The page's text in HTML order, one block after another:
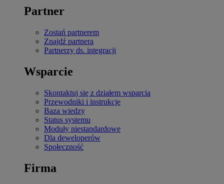
Partner
Zostań partnerem
Znajdź partnera
Partnerzy ds. integracji
Wsparcie
Skontaktuj się z działem wsparcia
Przewodniki i instrukcje
Baza wiedzy
Status systemu
Moduły niestandardowe
Dla deweloperów
Społeczność
Firma